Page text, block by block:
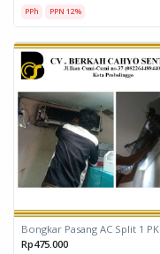
PPh PPN 12%
Bongkar Pasang AC Split 1 PK
Rp475.000